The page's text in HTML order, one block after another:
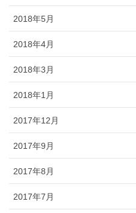
2018年5月
2018年4月
2018年3月
2018年1月
2017年12月
2017年9月
2017年8月
2017年7月